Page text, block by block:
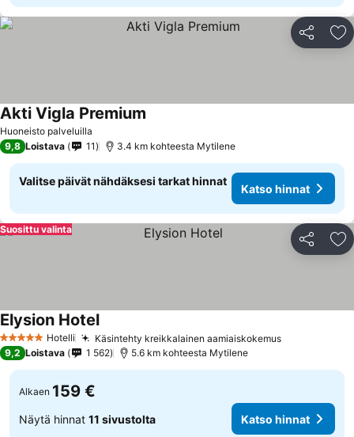
Jaa
Huoneisto palveluilla
Akti Vigla Premium
9,8 Loistava 11 3.4 km kohteesta Mytilene
Valitse päivät nähdäksesi tarkat hinnat
Katso hinnat
Jaa
Suosittu valinta
5 Tähtiluokitus
Hotelli Käsintehty kreikkalainen aamiaiskokemusKatso hinnat
Elysion HotelKatso hinnat
9,2 Loistava 1 562 5.6 km kohteesta Mytilene
Alkaen 159 €
Näytä hinnat 11 sivustolta Katso hinnat